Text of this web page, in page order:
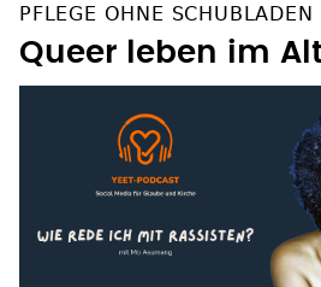
PFLEGE OHNE SCHUBLADEN
Queer leben im